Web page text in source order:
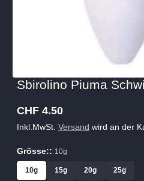
Sbirolino Piuma
Regulärer
Preis
CHF 4.50
Inkl.MwSt. Versand wird an der
Grösse:: 10g
10g 15g 20g 25g